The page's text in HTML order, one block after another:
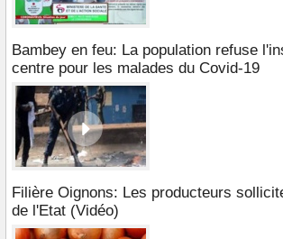
Bambey en feu: La population refuse
centre pour les malades du Covid-19
Filière Oignons: Les producteurs
de l'Etat (Vidéo)